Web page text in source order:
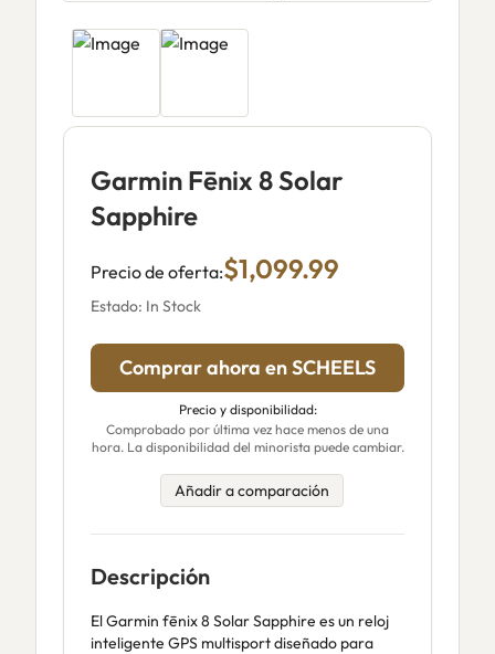
Garmin Fēnix 8 Solar
Sapphire
Precio de oferta:$1,099.99
Estado: In Stock
Comprar ahora en SCHEELS
Precio y disponibilidad:
Comprobado por última vez hace menos de una
hora. La disponibilidad del minorista puede cambiar.
Añadir a comparación
Descripción
El Garmin fēnix 8 Solar Sapphire es un reloj
inteligente GPS multisport diseñado para